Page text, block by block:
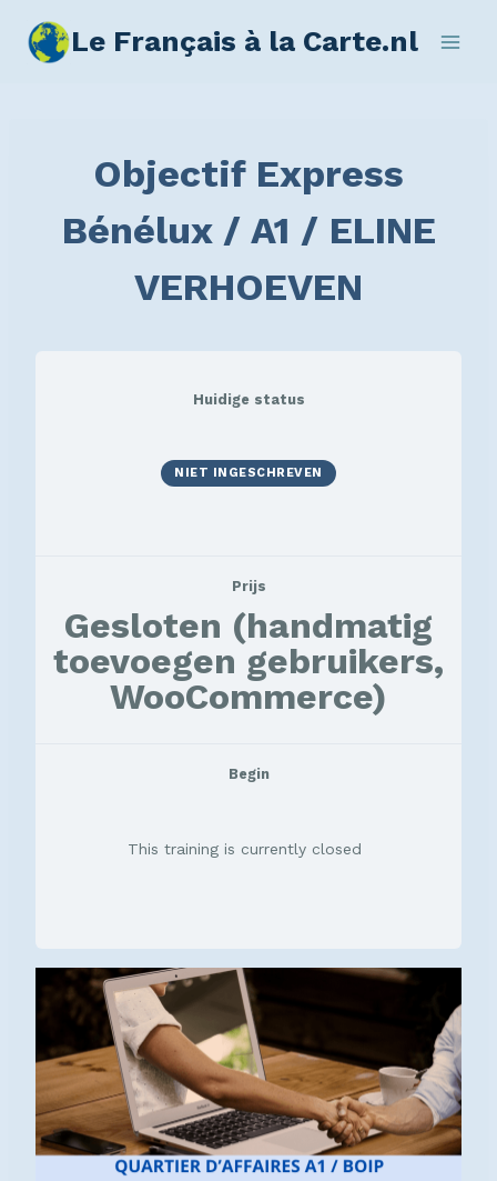
Le Français à la Carte.nl
Objectif Express
Bénélux / A1 / ELINE
VERHOEVEN
Huidige status
NIET INGESCHREVEN
Prijs
Gesloten (handmatig
toevoegen gebruikers,
WooCommerce)
Begin
This training is currently closed